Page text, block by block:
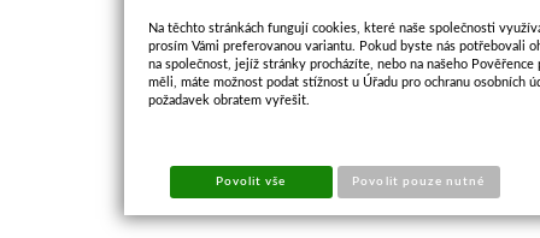
Na těchto stránkách fungují cookies, které naše společnosti
prosím Vámi preferovanou variantu. Pokud byste nás potřebovali
na společnost, jejíž stránky procházíte, nebo na našeho
měli, máte možnost podat stížnost u Úřadu pro ochranu osobních
požadavek obratem vyřešit.
Povolit vše Povolit pouze nutné